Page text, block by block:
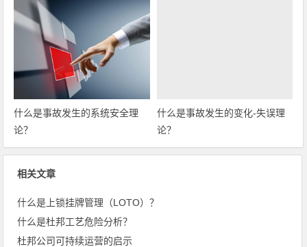
什么是事故发生的系统安全理
论？
什么是事故发生的变化-失误理
论？
相关文章
什么是上锁挂牌管理（LOTO）？
什么是杜邦工艺危险分析？
杜邦公司可持续运营的启示